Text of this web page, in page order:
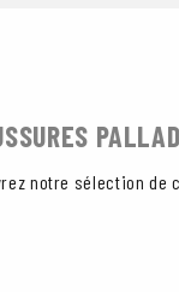
notre sélection de